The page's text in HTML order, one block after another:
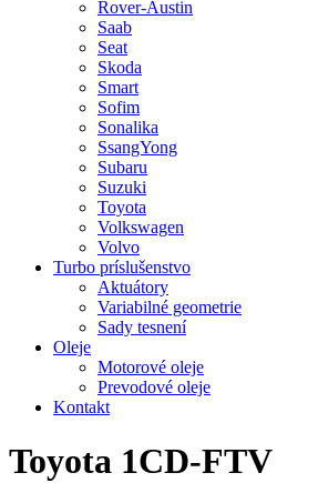
Rover-Austin
Saab
Seat
Skoda
Smart
Sofim
Sonalika
SsangYong
Subaru
Suzuki
Toyota
Volkswagen
Volvo
Turbo príslušenstvo
Aktuátory
Variabilné geometrie
Sady tesnení
Oleje
Motorové oleje
Prevodové oleje
Kontakt
Toyota 1CD-FTV